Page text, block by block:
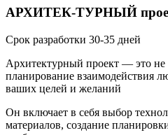
АРХИТЕК-ТУРНЫЙ
Срок разработки 30-35 дней
Архитектурный проект — это не
планирование взаимодействия
ваших целей и желаний
Он включает в себя выбор
материалов, создание